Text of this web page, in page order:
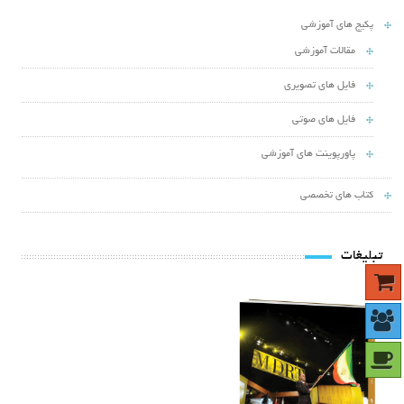
پکیج های آموزشی
مقالات آموزشی
فایل های تصویری
فایل های صوتی
پاورپوینت های آموزشی
کتاب های تخصصی
تبلیغات